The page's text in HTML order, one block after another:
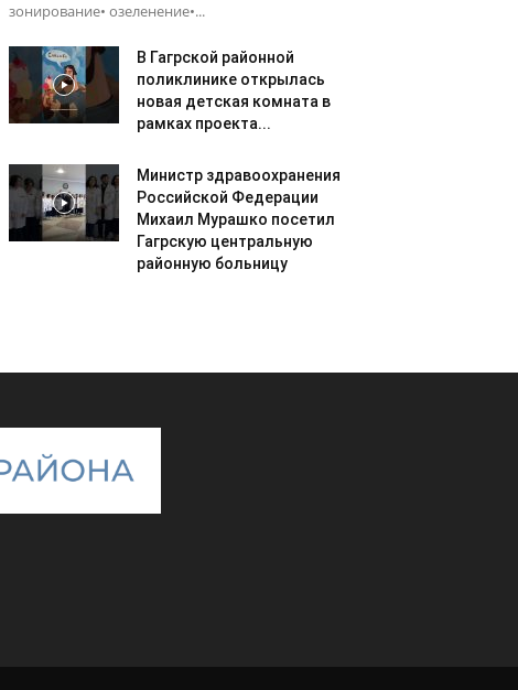
зонирование• озеленение•...
В Гагрской районной
поликлинике открылась
новая детская комната в
рамках проекта...
Министр здравоохранения
Российской Федерации
Михаил Мурашко посетил
Гагрскую центральную
районную больницу